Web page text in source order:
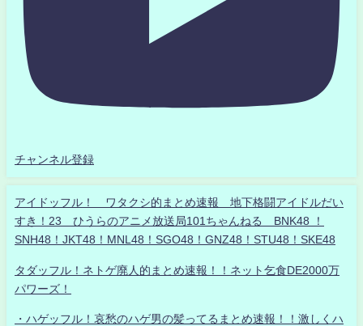
チャンネル登録
アイドッフル！ ワタクシ的まとめ速報 地下格闘アイドルだい
すき！23 ひうらのアニメ放送局101ちゃんねる BNK48 ！
SNH48！JKT48！MNL48！SGO48！GNZ48！STU48！SKE48
タダッフル！ネトゲ廃人的まとめ速報！！ネット乞食DE2000万
パワーズ！
・ハゲッフル！哀愁のハゲ男の髪ってるまとめ速報！！激しくハ